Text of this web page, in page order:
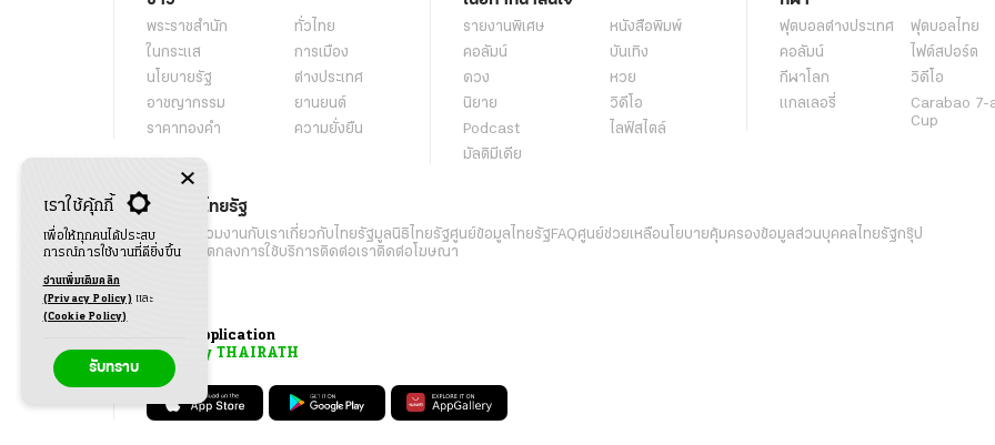
พระราชสำนัก
ทั่วไทย
ในกระแส
การเมือง
นโยบายรัฐ
ต่างประเทศ
อาชญากรรม
ยานยนต์
ราคาทองคำ
ความยั่งยืน
รายงานพิเศษ
หนังสือพิมพ์
คอลัมน์
บันเทิง
ดวง
หวย
นิยาย
วิดีโอ
Podcast
ไลฟ์สไตล์
มัลติมีเดีย
ฟุตบอลต่่างประเทศ
ฟุตบอลไทย
คอลัมน์
ไฟต์สปอร์ต
กีฬาโลก
วิดีโอ
แกลเลอรี่
Carabao 7-
Cup
เกี่ยวกับไทยรัฐ
กิจกรรม ร่วมงานกับเราเกี่ยวกับไทยรัฐมูลนิธิไทยรัฐศูนย์ข้อมูลไทยรัฐFAQศูนย์ช่วยเหลือนโยบายคุ้มครองข้อมูลส่วนบุคคลไทยรัฐกรุ๊ป
เงื่อนไขข้อตกลงการใช้บริการติดต่อเราติดต่อโฆษณา
Application
My THAIRATH
เราใช้คุ้กกี้
เพื่อให้ทุกคนได้ประสบ
การณ์การใช้งานที่ดียิ่งขึ้น
อ่านเพิ่มเติมคลิก
(Privacy Policy) และ
(Cookie Policy)
รับทราบ